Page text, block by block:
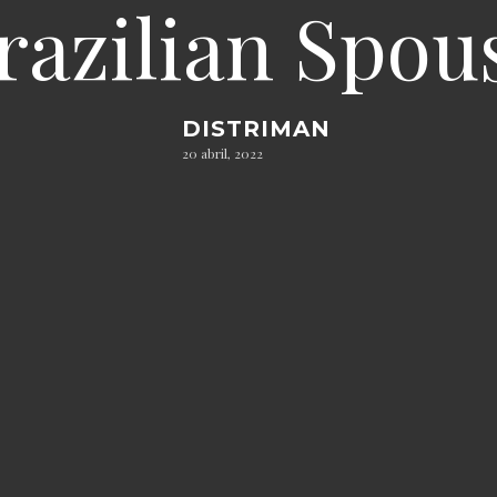
DISTRIMAN
20 abril, 2022